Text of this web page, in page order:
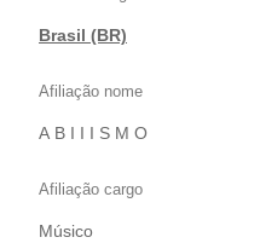
Brasil (BR)
Afiliação nome
A B I I I S M O
Afiliação cargo
Músico